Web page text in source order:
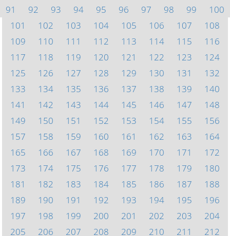
91
92 93 94 95 96 97 98 99
100
101
102 103 104 105 106 107
108
109
110 111 112 113 114 115
116
117
118 119 120 121 122 123
124
125
126 127 128 129 130 131
132
133
134 135 136 137 138 139
140
141
142 143 144 145 146 147
148
149
150 151 152 153 154 155
156
157
158 159 160 161 162 163
164
165
166 167 168 169 170 171
172
173
174 175 176 177 178 179
180
181
182 183 184 185 186 187
188
189
190 191 192 193 194 195
196
197
198 199 200 201 202 203
204
205
206 207 208 209 210 211 212